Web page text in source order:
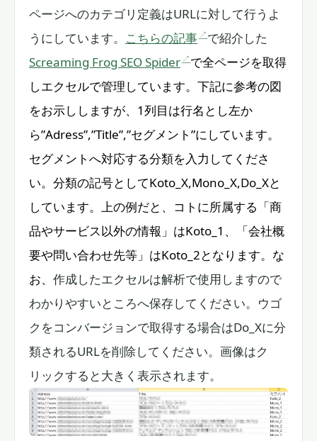
ページへのカテゴリ定義はURLに対して行うよ
うにしています。 こちらの記事
で紹介した
Screaming Frog SEO Spider
で全ページを取得
しエクセルで管理しています。下記に参考の図
をお示ししますが、1列目は行名とし左か
ら”Adress”,”Title”,”セグメント”にしています。
セグメントへ対応する分類を入力してくださ
い。分類の記号としてKoto_X,Mono_X,Do_Xと
しています。上の例だと、コトに所属する「商
品やサービス以外の情報」はKoto_1、「会社概
要や問い合わせ先等」はKoto_2となります。な
お、 作成したエクセルは解析で使用しますので
わかりやすいところへ保存してください。ウゴ
クをコンバージョンで取得する場合はDo_Xに分
類されるURLを削除してください。画像はク
リックすると大きく表示されます。